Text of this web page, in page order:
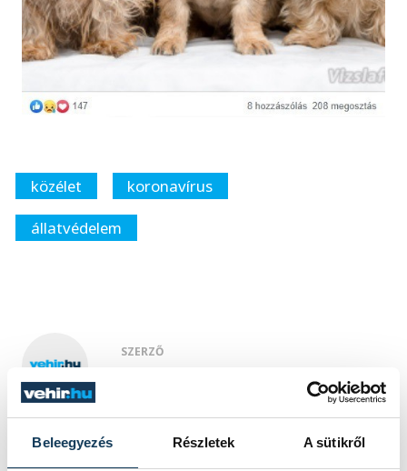
Beleegyezés Részletek A sütikről
közélet
koronavírus
állatvédelem
SZERZŐ